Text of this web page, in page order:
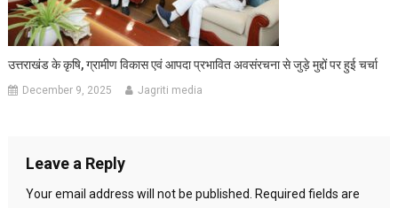
उत्तराखंड के कृषि, ग्रामीण विकास एवं आपदा प्रभावित अवसंरचना से जुड़े मुद्दों पर हुई चर्चा
December 9, 2025 Jagriti media
Leave a Reply
Your email address will not be published.
Required fields are